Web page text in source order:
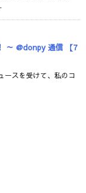
～ @donpy 通信 【7
スを受けて、私のコ